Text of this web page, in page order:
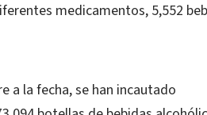
medicamentos, 5,552
a la fecha, se han incautado